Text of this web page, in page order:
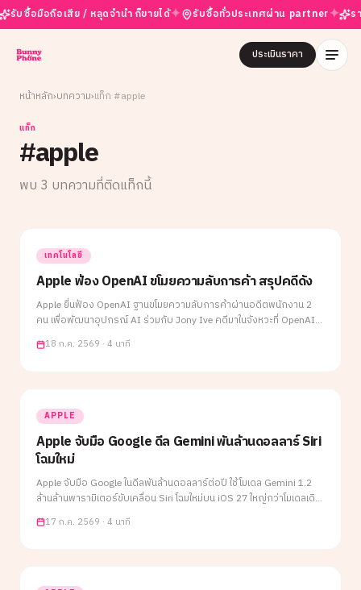
มือถือเสีย / หลุดจำนำ ก็ขายได้✦ รับซื้อทั่วประเทศผ่าน partner✦ ราคาสู
ประเมินราคา
หน้าหลัก›บทความ›แท็ก #apple
แท็ก
#apple
พบ 3 บทความที่ติดแท็กนี้
เทคโนโลยี
Apple ฟ้อง OpenAI ขโมยความลับการค้า สรุปคดีดัง
Apple ยื่นฟ้อง OpenAI ฐานขโมยความลับการค้าผ่านอดีตพนักงาน 2
คน เพื่อพัฒนาอุปกรณ์ AI ร่วมกับ Jony Ive คดีมาในจังหวะที่ OpenAI
เตรียม IPO ครั้งประวัติศาสตร์ ด้านอีลอน มัสก์ร่วมวงเหน็บทันที สรุป
ครบทุกประเด็นในบทความเดียว
18 ก.ค. 2569 · 4 นาที
APPLE
Apple จับมือ Google ดีล Gemini พันล้านดอลลาร์ Siri
โฉมใหม่
Apple จับมือ Google ในดีลพันล้านดอลลาร์ต่อปี ใช้โมเดล Gemini 1.2
ล้านล้านพารามิเตอร์ขับเคลื่อน Siri โฉมใหม่บน iOS 27 ใหญ่กว่าโมเดลเดิม
ครบว่าใครได้ใครเสีย และผู้ใช้ iPhone จะได้อะไร
17 ก.ค. 2569 · 4 นาที